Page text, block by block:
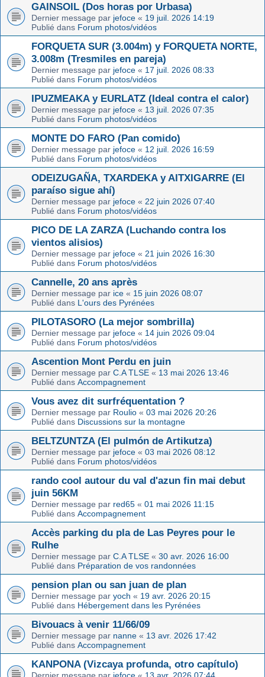
GAINSOIL (Dos horas por Urbasa)
Dernier message par jefoce « 19 juil. 2026 14:19
Publié dans Forum photos/vidéos
FORQUETA SUR (3.004m) y FORQUETA NORTE,
3.008m (Tresmiles en pareja)
Dernier message par jefoce « 17 juil. 2026 08:33
Publié dans Forum photos/vidéos
IPUZMEAKA y EURLATZ (Ideal contra el calor)
Dernier message par jefoce « 13 juil. 2026 07:35
Publié dans Forum photos/vidéos
MONTE DO FARO (Pan comido)
Dernier message par jefoce « 12 juil. 2026 16:59
Publié dans Forum photos/vidéos
ODEIZUGAÑA, TXARDEKA y AITXIGARRE (El
paraíso sigue ahí)
Dernier message par jefoce « 22 juin 2026 07:40
Publié dans Forum photos/vidéos
PICO DE LA ZARZA (Luchando contra los
vientos alisios)
Dernier message par jefoce « 21 juin 2026 16:30
Publié dans Forum photos/vidéos
Cannelle, 20 ans après
Dernier message par ice « 15 juin 2026 08:07
Publié dans L'ours des Pyrénées
PILOTASORO (La mejor sombrilla)
Dernier message par jefoce « 14 juin 2026 09:04
Publié dans Forum photos/vidéos
Ascention Mont Perdu en juin
Dernier message par C.A TLSE « 13 mai 2026 13:46
Publié dans Accompagnement
Vous avez dit surfréquentation ?
Dernier message par Roulio « 03 mai 2026 20:26
Publié dans Discussions sur la montagne
BELTZUNTZA (El pulmón de Artikutza)
Dernier message par jefoce « 03 mai 2026 08:12
Publié dans Forum photos/vidéos
rando cool autour du val d'azun fin mai debut
juin 56KM
Dernier message par red65 « 01 mai 2026 11:15
Publié dans Accompagnement
Accès parking du pla de Las Peyres pour le
Rulhe
Dernier message par C.A TLSE « 30 avr. 2026 16:00
Publié dans Préparation de vos randonnées
pension plan ou san juan de plan
Dernier message par yoch « 19 avr. 2026 20:15
Publié dans Hébergement dans les Pyrénées
Bivouacs à venir 11/66/09
Dernier message par nanne « 13 avr. 2026 17:42
Publié dans Accompagnement
KANPONA (Vizcaya profunda, otro capítulo)